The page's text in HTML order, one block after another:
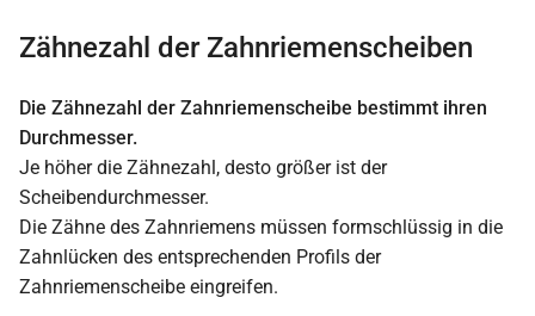
Zähnezahl der Zahnriemenscheiben
Die Zähnezahl der Zahnriemenscheibe bestimmt ihren
Durchmesser.
Je höher die Zähnezahl, desto größer ist der
Scheibendurchmesser.
Die Zähne des Zahnriemens müssen formschlüssig in die
Zahnlücken des entsprechenden Profils der
Zahnriemenscheibe eingreifen.